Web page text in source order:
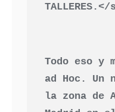
Todo eso y
ad Hoc. Un
la zona de